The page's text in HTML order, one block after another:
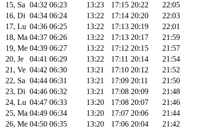
15, Sa 04:32 06:23 13:23 17:15 20:22
22:05
16, Di 04:34 06:24 13:22 17:14 20:20
22:03
17, Lu 04:36 06:25 13:22 17:13 20:19
22:01
18, Ma 04:37 06:26 13:22 17:13 20:17
21:59
19, Me 04:39 06:27 13:22 17:12 20:15
21:57
20, Je
04:41 06:29 13:22 17:11 20:14
21:54
21, Ve 04:42 06:30 13:21 17:10 20:12
21:52
22, Sa 04:44 06:31 13:21 17:09 20:11
21:50
23, Di 04:46 06:32 13:21 17:08 20:09
21:48
24, Lu 04:47 06:33 13:20 17:08 20:07
21:46
25, Ma 04:49 06:34 13:20 17:07 20:06
21:44
26, Me 04:50 06:35 13:20 17:06 20:04
21:42